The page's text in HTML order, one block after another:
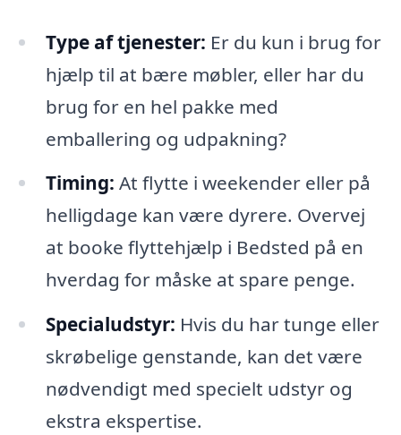
Type af tjenester: Er du kun i brug for
hjælp til at bære møbler, eller har du
brug for en hel pakke med
emballering og udpakning?
Timing: At flytte i weekender eller på
helligdage kan være dyrere. Overvej
at booke flyttehjælp i Bedsted på en
hverdag for måske at spare penge.
Specialudstyr: Hvis du har tunge eller
skrøbelige genstande, kan det være
nødvendigt med specielt udstyr og
ekstra ekspertise.